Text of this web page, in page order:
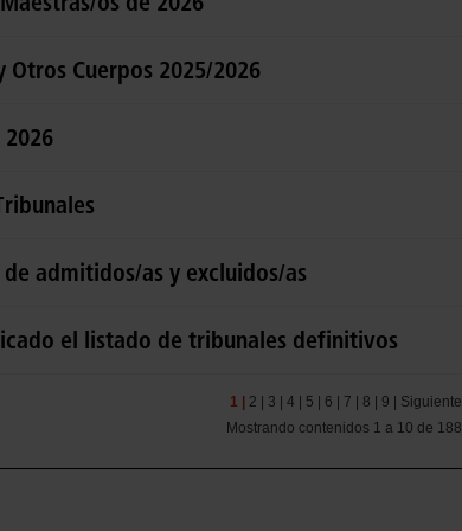
Otros Cuerpos 2025/2026
admitidos/as y excluidos/as
el listado de tribunales definitivos
1 | 2 | 3 | 4 | 5 | 6 | 7 | 8 | 9 |
Siguiente
Mostrando contenidos 1 a 10 de 188